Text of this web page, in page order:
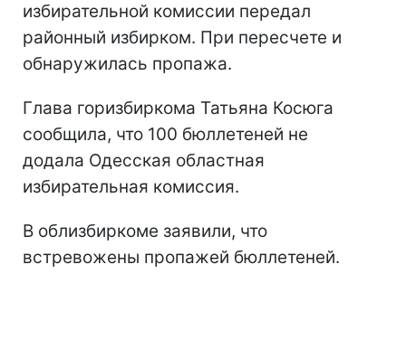
избирательной комиссии передал
районный избирком. При пересчете и
обнаружилась пропажа.
Глава горизбиркома Татьяна Косюга
сообщила, что 100 бюллетеней не
додала Одесская областная
избирательная комиссия.
В облизбиркоме заявили, что
встревожены пропажей бюллетеней.